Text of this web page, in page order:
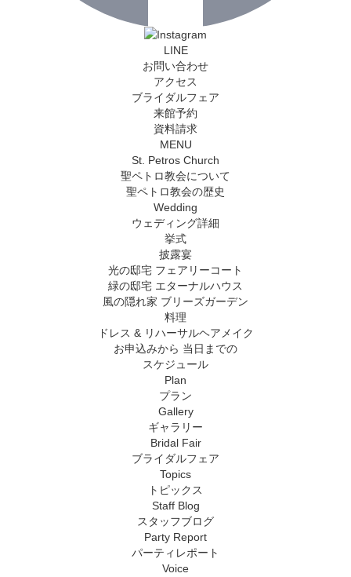
LINE
お問い合わせ
アクセス
ブライダルフェア
来館予約
資料請求
MENU
St. Petros Church
聖ペトロ教会について
聖ペトロ教会の歴史
Wedding
ウェディング詳細
挙式
披露宴
光の邸宅 フェアリーコート
緑の邸宅 エターナルハウス
風の隠れ家 ブリーズガーデン
料理
ドレス & リハーサルヘアメイク
お申込みから 当日までの
スケジュール
Plan
プラン
Gallery
ギャラリー
Bridal Fair
ブライダルフェア
Topics
トピックス
Staff Blog
スタッフブログ
Party Report
パーティレポート
Voice